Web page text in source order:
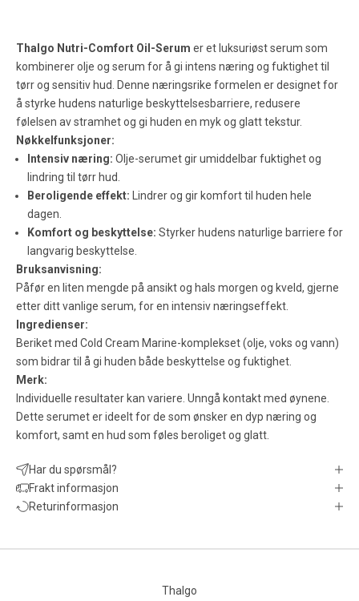
Thalgo Nutri-Comfort Oil-Serum er et luksuriøst serum som
kombinerer olje og serum for å gi intens næring og fuktighet til
tørr og sensitiv hud. Denne næringsrike formelen er designet for
å styrke hudens naturlige beskyttelsesbarriere, redusere
følelsen av stramhet og gi huden en myk og glatt tekstur.
Nøkkelfunksjoner:
Intensiv næring: Olje-serumet gir umiddelbar fuktighet og
lindring til tørr hud.
Beroligende effekt: Lindrer og gir komfort til huden hele
dagen.
Komfort og beskyttelse: Styrker hudens naturlige barriere for
langvarig beskyttelse.
Bruksanvisning:
Påfør en liten mengde på ansikt og hals morgen og kveld, gjerne
etter ditt vanlige serum, for en intensiv næringseffekt.
Ingredienser:
Beriket med Cold Cream Marine-komplekset (olje, voks og vann)
som bidrar til å gi huden både beskyttelse og fuktighet.
Merk:
Individuelle resultater kan variere. Unngå kontakt med øynene.
Dette serumet er ideelt for de som ønsker en dyp næring og
komfort, samt en hud som føles beroliget og glatt.
Har du spørsmål?
Frakt informasjon
Returinformasjon
Thalgo